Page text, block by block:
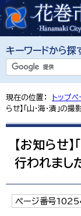
キーワードから探
現在の位置： トップペ
らせ】「山・海・漬」
【お知らせ
行われまし
ページ番号